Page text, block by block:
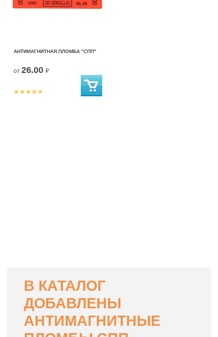
АНТИМАГНИТНАЯ ПЛОМБА "СПП"
от 26.00 ₽
В КАТАЛОГ
ДОБАВЛЕНЫ
АНТИМАГНИТНЫЕ